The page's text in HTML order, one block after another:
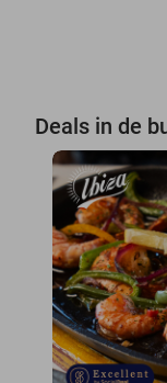
Deals in de